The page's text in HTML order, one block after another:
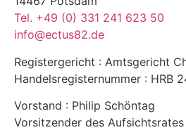
Tel. +49 (0) 331 241 623 50
info@ectus82.de
Registergericht : Amtsgericht
Handelsregisternummer : HRB
Vorstand : Philip Schöntag
Vorsitzender des